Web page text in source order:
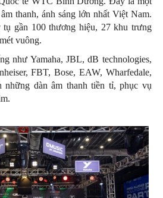
thanh, ánh sáng lớn nhất Việt Nam.
tụ gần 100 thương hiệu, 27 khu trưng
vuông.
như Yamaha, JBL, dB technologies,
FBT, Bose, EAW, Wharfedale,
những dàn âm thanh tiền tỉ, phục vụ